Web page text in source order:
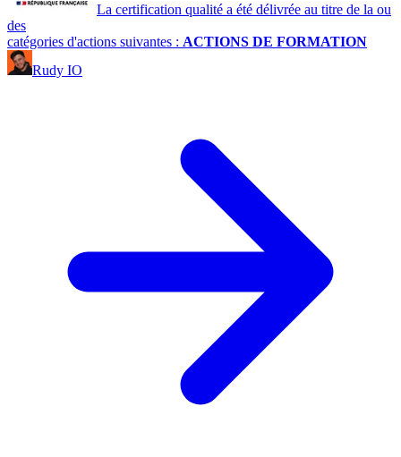
La certification qualité a été délivrée au titre de la ou
des
catégories d'actions suivantes : ACTIONS DE FORMATION
Rudy IO